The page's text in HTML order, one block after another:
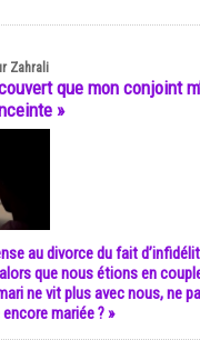
Zahrali
que mon conjoint
»
au divorce du fait
que nous étions en
ne vit plus avec nous, ne
mariée ? »